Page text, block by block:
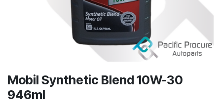
Mobil Synthetic Blend 10W-30
946ml